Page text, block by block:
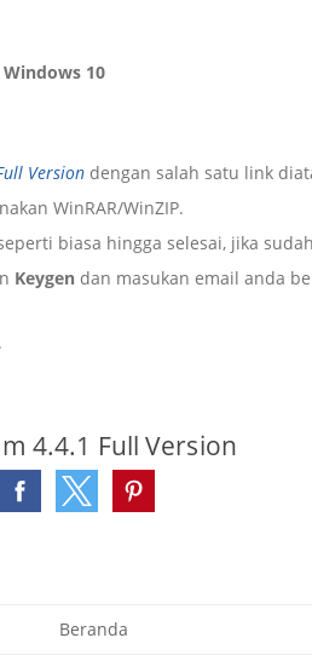
10
Version dengan salah satu link
WinRAR/WinZIP.
biasa hingga selesai, jika
Keygen dan masukan email anda
4.4.1 Full Version
Beranda